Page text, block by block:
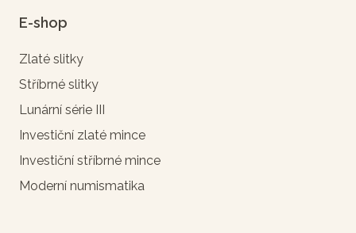
E-shop
Zlaté slitky
Stříbrné slitky
Lunární série III
Investiční zlaté mince
Investiční stříbrné mince
Moderní numismatika